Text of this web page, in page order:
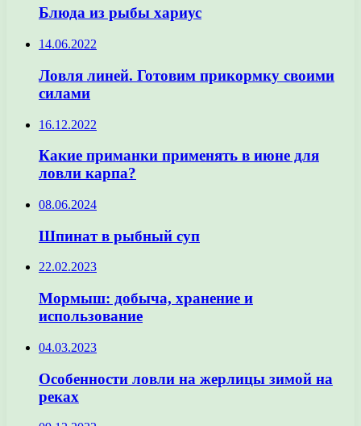
Блюда из рыбы хариус
14.06.2022
Ловля линей. Готовим прикормку своими
силами
16.12.2022
Какие приманки применять в июне для
ловли карпа?
08.06.2024
Шпинат в рыбный суп
22.02.2023
Мормыш: добыча, хранение и
использование
04.03.2023
Особенности ловли на жерлицы зимой на
реках